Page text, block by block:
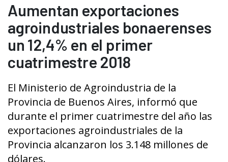
Aumentan exportaciones
agroindustriales bonaerenses
un 12,4% en el primer
cuatrimestre 2018
El Ministerio de Agroindustria de la
Provincia de Buenos Aires, informó que
durante el primer cuatrimestre del año las
exportaciones agroindustriales de la
Provincia alcanzaron los 3.148 millones de
dólares.